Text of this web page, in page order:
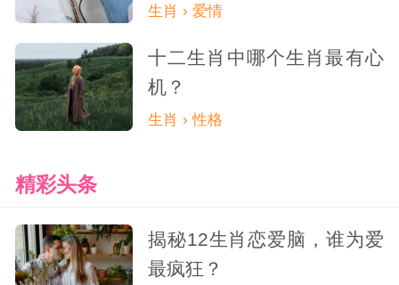
生肖 › 爱情
十二生肖中哪个生肖最有心
机？
生肖 › 性格
精彩头条
揭秘12生肖恋爱脑，谁为爱
最疯狂？